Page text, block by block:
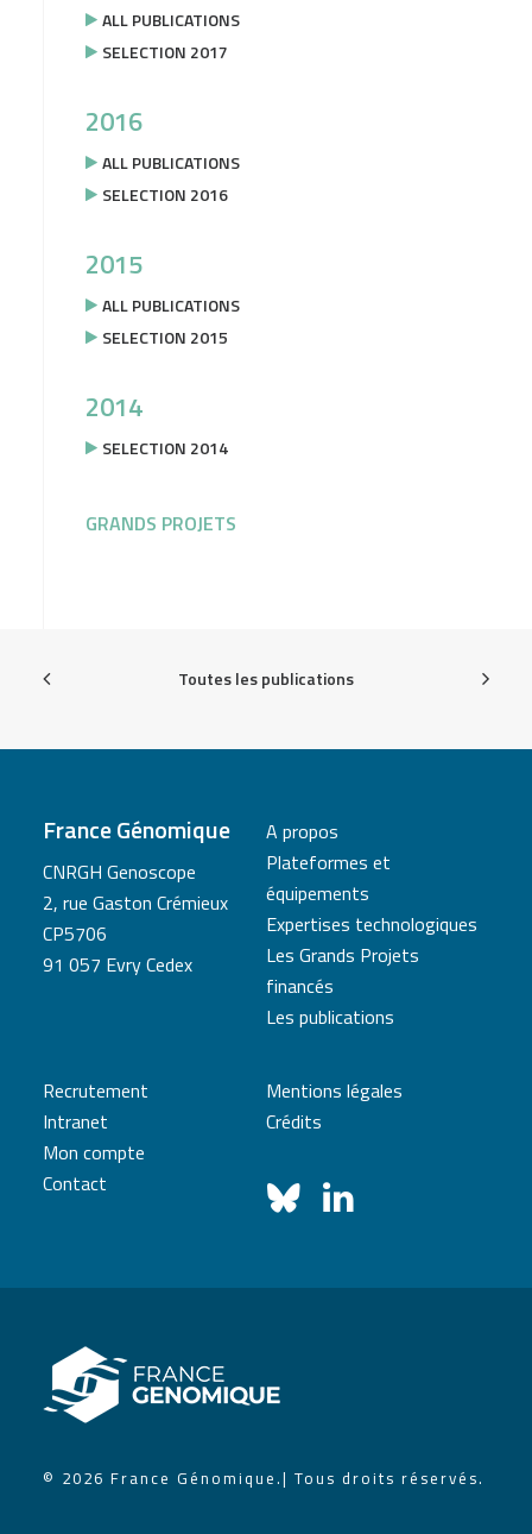
ALL PUBLICATIONS
SELECTION 2017
2016
ALL PUBLICATIONS
SELECTION 2016
2015
ALL PUBLICATIONS
SELECTION 2015
2014
SELECTION 2014
GRANDS PROJETS
Toutes les publications
France Génomique
CNRGH Genoscope
2, rue Gaston Crémieux
CP5706
91 057 Evry Cedex
A propos
Plateformes et
équipements
Expertises technologiques
Les Grands Projets
financés
Les publications
Recrutement
Intranet
Mon compte
Contact
Mentions légales
Crédits
© 2026 France Génomique.| Tous droits réservés.